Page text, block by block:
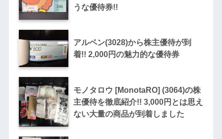
うな優待券!!
アルペン(3028)から株主優待が到
着!! 2,000円の魅力的な優待券
モノタロウ [MonotaRO] (3064)の株
主優待を徹底紹介!! 3,000円とは思え
ない大量の商品が到着しました